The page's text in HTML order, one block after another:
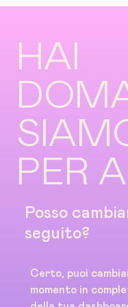
HAI
PER
Posso
seguito?
Certo, puoi
momento in